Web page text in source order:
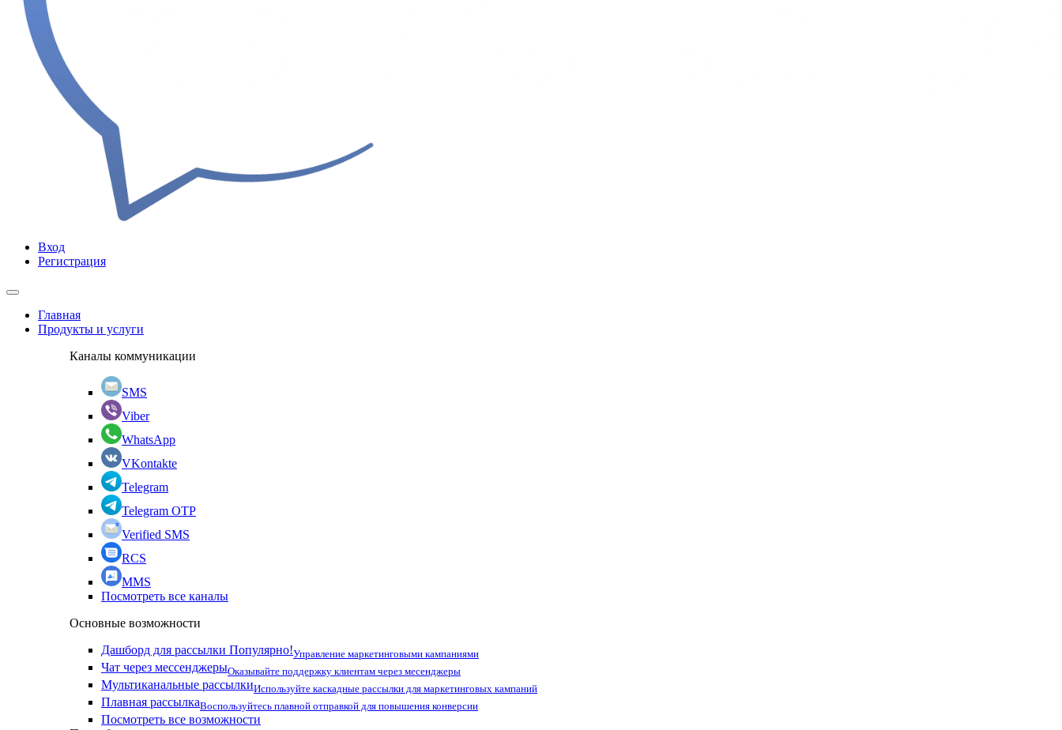
Вход
Регистрация
Главная
Продукты и услуги
Каналы коммуникации
SMS
Viber
WhatsApp
VKontakte
Telegram
Telegram OTP
Verified SMS
RCS
MMS
Посмотреть все каналы
Основные возможности
Дашборд для рассылки Популярно!Управление маркетинговыми кампаниями
Чат через мессенджерыОказывайте поддержку клиентам через месенджеры
Мультиканальные рассылкиИспользуйте каскадные рассылки для маркетинговых кампаний
Плавная рассылкаВоспользуйтесь плавной отправкой для повышения конверсии
Посмотреть все возможности